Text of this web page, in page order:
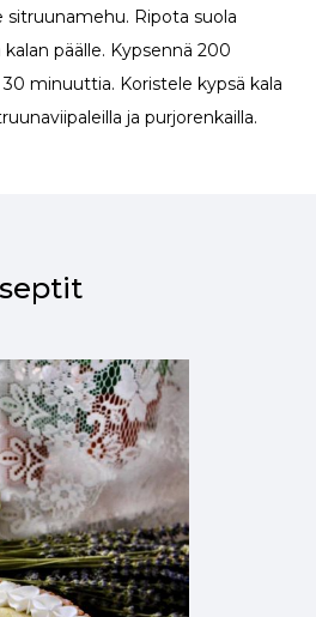
sitruunamehu. Ripota suola
päälle. Kypsennä 200
minuuttia. Koristele kypsä kala
ja purjorenkailla.